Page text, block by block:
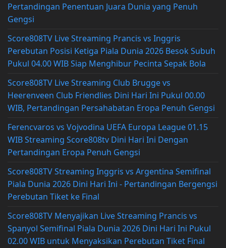
Pertandingan Penentuan Juara Dunia yang Penuh
Gengsi
Score808TV Live Streaming Prancis vs Inggris
Perebutan Posisi Ketiga Piala Dunia 2026 Besok Subuh
Pukul 04.00 WIB Siap Menghibur Pecinta Sepak Bola
Score808TV Live Streaming Club Brugge vs
Heerenveen Club Friendlies Dini Hari Ini Pukul 00.00
WIB, Pertandingan Persahabatan Eropa Penuh Gengsi
Ferencvaros vs Vojvodina UEFA Europa League 01.15
WIB Streaming Score808tv Dini Hari Ini Dengan
Pertandingan Eropa Penuh Gengsi
Score808TV Streaming Inggris vs Argentina Semifinal
Piala Dunia 2026 Dini Hari Ini - Pertandingan Bergengsi
Perebutan Tiket ke Final
Score808TV Menyajikan Live Streaming Prancis vs
Spanyol Semifinal Piala Dunia 2026 Dini Hari Ini Pukul
02.00 WIB untuk Menyaksikan Perebutan Tiket Final